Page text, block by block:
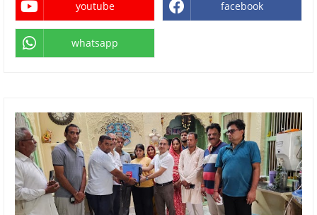
youtube facebook
whatsapp